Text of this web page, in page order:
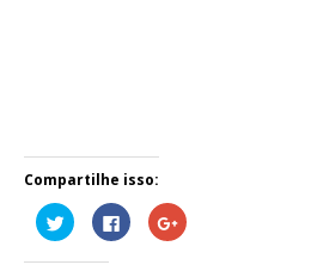
Compartilhe isso:
C
l
q
C
l
C
o